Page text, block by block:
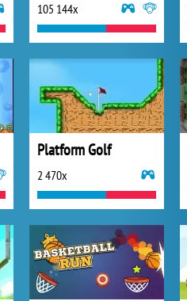
105 144x
Platform Golf
2 470x